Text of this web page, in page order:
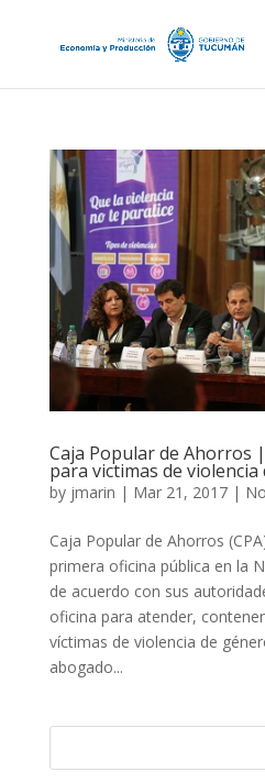
Caja Popular de Ahorros
para victimas de
by jmarin | Mar 21, 2017|
Caja Popular de Ahorros
primera oficina pública en la
de acuerdo con sus
oficina para atender,
víctimas de violencia de
abogado...